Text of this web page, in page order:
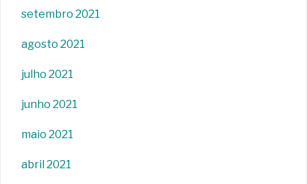
setembro 2021
agosto 2021
julho 2021
junho 2021
maio 2021
abril 2021